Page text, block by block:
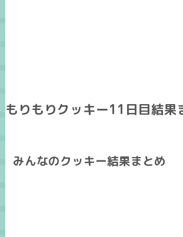
もりもりクッキー11日目結果
みんなのクッキー結果まとめ